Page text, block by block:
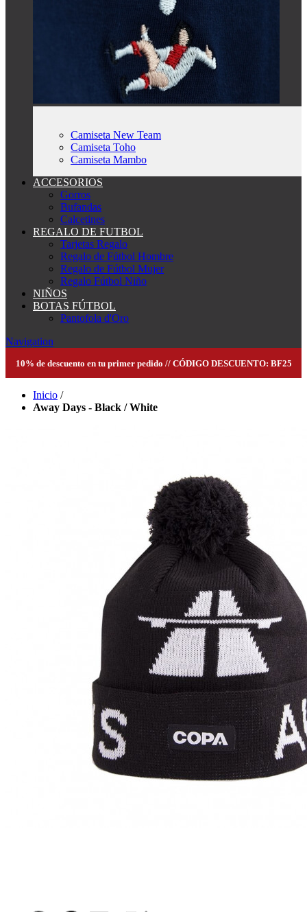
Camiseta New Team
Camiseta Toho
Camiseta Mambo
ACCESORIOS
Gorros
Bufandas
Calcetines
REGALO DE FUTBOL
Tarjetas Regalo
Regalo de Fútbol Hombre
Regalo de Fútbol Mujer
Regalo Fútbol Niño
NIÑOS
BOTAS FÚTBOL
Pantofola d'Oro
Navigation
10% de descuento en tu primer pedido // CÓDIGO DESCUENTO: BF25
Inicio /
Away Days - Black / White